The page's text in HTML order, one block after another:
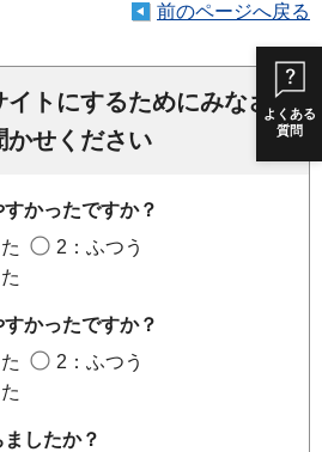
よくある
質問
前のページへ戻る
イトにするためにみなさ
かせください
かったですか？
2：ふつう
かったですか？
2：ふつう
したか？